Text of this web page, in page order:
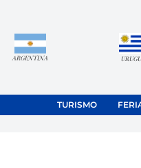
ARGENTINA
TURISMO